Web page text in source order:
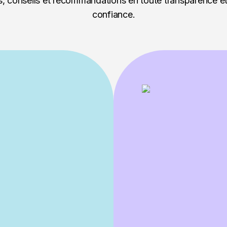
confiance.